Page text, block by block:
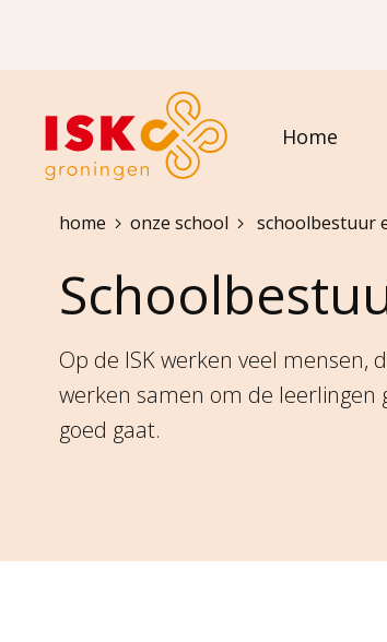
Home
Kruimelpad
home onze school schoolbestuur
Op de ISK werken veel
werken samen om de leerlingen
goed gaat.